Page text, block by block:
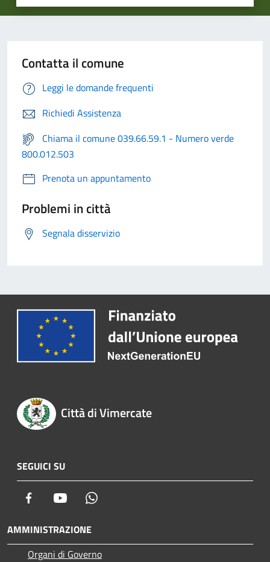
Contatta il comune
Leggi le domande frequenti
Richiedi Assistenza
Chiama il comune 039.66.59.1 - Numero verde
800.012.503
Prenota un appuntamento
Problemi in città
Segnala disservizio
Città di Vimercate
SEGUICI SU
Facebook Youtube
AMMINISTRAZIONE
Organi di Governo